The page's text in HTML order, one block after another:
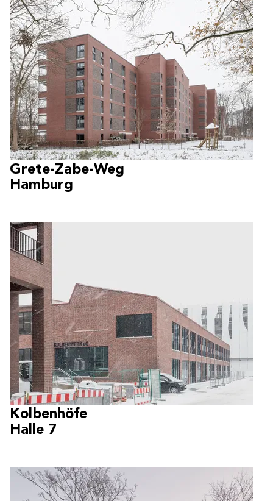
Grete-Zabe-Weg
Hamburg
Kolbenhöfe
Halle 7